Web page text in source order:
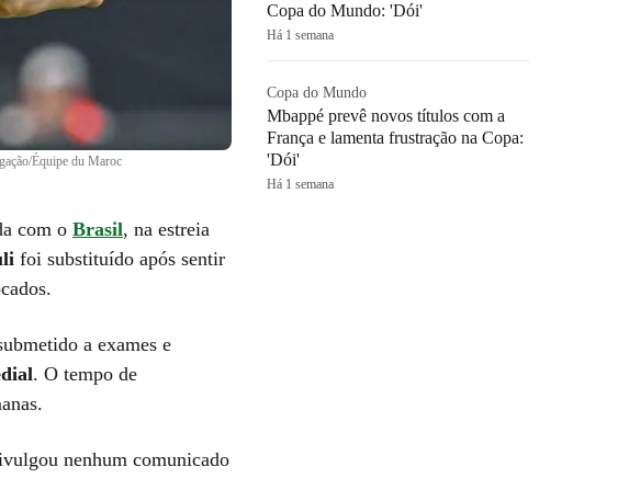
Équipe du Maroc
com o Brasil, na estreia
foi substituído após sentir
a exames e
. O tempo de
nenhum comunicado
Copa do Mundo: 'Dói'
Há 1 semana
Copa do Mundo
Mbappé prevê novos títulos com a
França e lamenta frustração na Copa:
'Dói'
Há 1 semana